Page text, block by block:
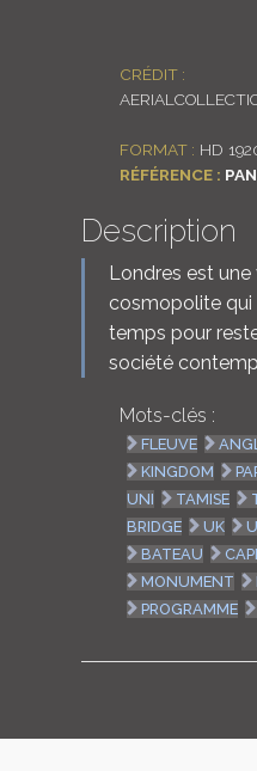
CRÉDIT :
FORMAT : HD
RÉFÉRENCE :
Description
Londres est
cosmopolite qui
temps pour
société
Mots-clés :
FLEUVE
KINGDOM
UNI
TAMISE
BRIDGE
UK
BATEAU
MONUMENT
PROGRAMME